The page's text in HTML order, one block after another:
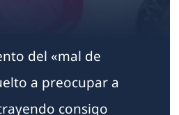
del «mal de
a preocupar a
consigo